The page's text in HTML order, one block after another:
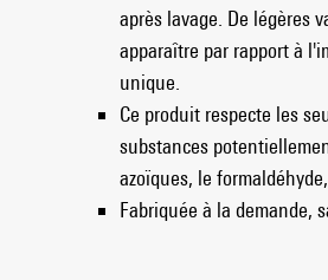
après lavage. De légères
apparaître par rapport à
unique.
Ce produit respecte les
substances
azoïques, le
Fabriquée à la demande,